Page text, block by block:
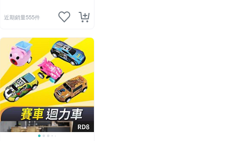
近期銷量555件